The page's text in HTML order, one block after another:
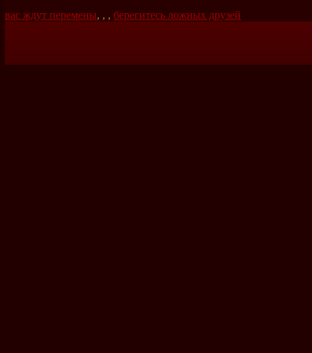
вас ждут перемены, , , берегитесь ложных друзей